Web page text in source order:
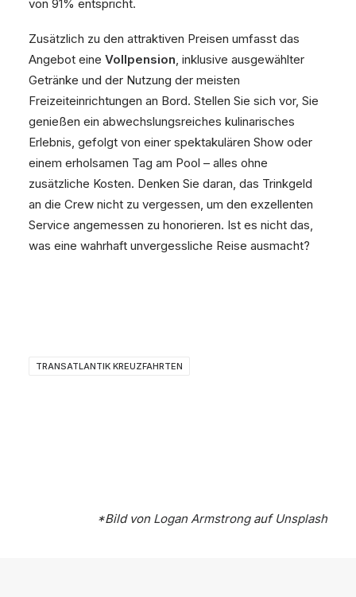
von 91% entspricht.
Zusätzlich zu den attraktiven Preisen umfasst das
Angebot eine Vollpension, inklusive ausgewählter
Getränke und der Nutzung der meisten
Freizeiteinrichtungen an Bord. Stellen Sie sich vor, Sie
genießen ein abwechslungsreiches kulinarisches
Erlebnis, gefolgt von einer spektakulären Show oder
einem erholsamen Tag am Pool – alles ohne
zusätzliche Kosten. Denken Sie daran, das Trinkgeld
an die Crew nicht zu vergessen, um den exzellenten
Service angemessen zu honorieren. Ist es nicht das,
was eine wahrhaft unvergessliche Reise ausmacht?
TRANSATLANTIK KREUZFAHRTEN
*Bild von Logan Armstrongauf Unsplash